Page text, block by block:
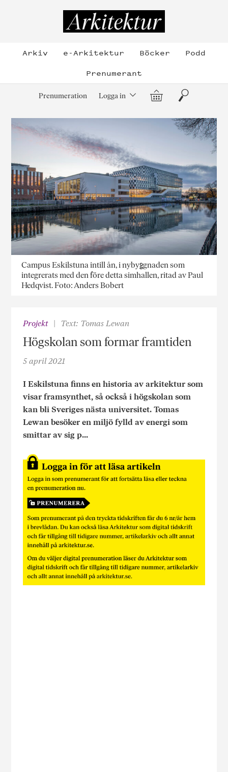
Arkiv e-Arkitektur Böcker
Podd
Prenumerant
Prenumeration Logga in Varukorg
Sök
Campus Eskilstuna intill ån, i nybyggnaden som
integrerats med den före detta simhallen, ritad av Paul
Hedqvist. Foto: Anders Bobert
Projekt Text: Tomas Lewan
Högskolan som formar framtiden
5 april 2021
I Eskilstuna finns en historia av arkitektur som
visar framsynthet, så också i högskolan som
kan bli Sveriges nästa universitet. Tomas
Lewan besöker en miljö fylld av energi som
smittar av sig p...